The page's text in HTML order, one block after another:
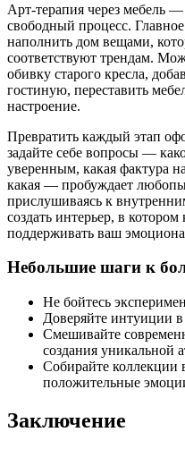
Арт-терапия через мебель —
свободный процесс.
наполнить дом вещами,
соответствуют трендам.
обивку старого кресла,
гостиную, переставить
настроение.
Превратить каждый этап
задайте себе вопросы —
уверенным, какая фактура
какая — пробуждает
прислушиваясь к
создать интерьер, в
поддерживать ваш
Небольшие шаги к
Не бойтесь
Доверяйте интуиции
Смешивайте
создания уникальной
Собирайте
положительные
Заключение